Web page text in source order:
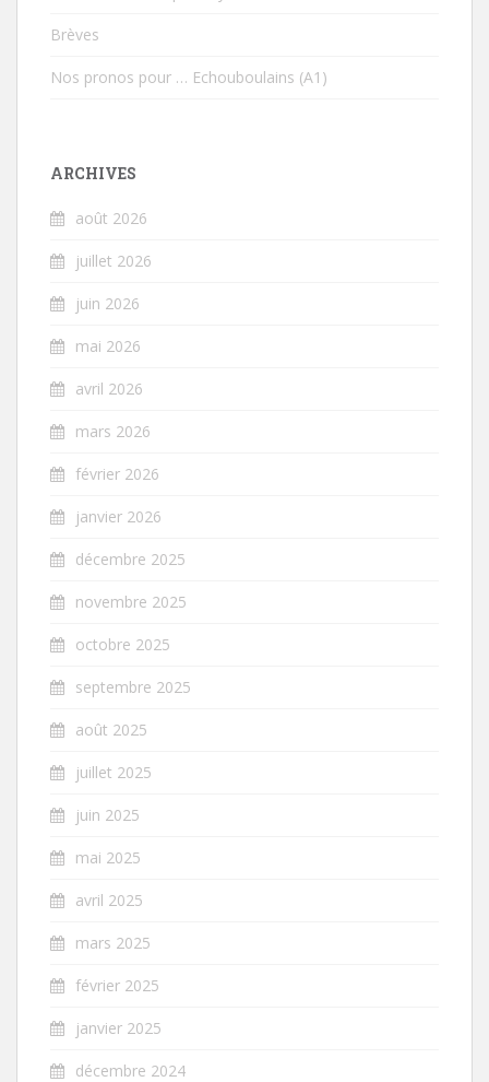
Brèves
Nos pronos pour … Echouboulains (A1)
ARCHIVES
août 2026
juillet 2026
juin 2026
mai 2026
avril 2026
mars 2026
février 2026
janvier 2026
décembre 2025
novembre 2025
octobre 2025
septembre 2025
août 2025
juillet 2025
juin 2025
mai 2025
avril 2025
mars 2025
février 2025
janvier 2025
décembre 2024